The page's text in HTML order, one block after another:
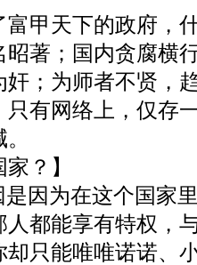
甲天下的政府，
昭著；国内贪腐横
；为师者不贤，
只有网络上，仅存
？】
是因为在这个国家
都能享有特权，
却只能唯唯诺诺、